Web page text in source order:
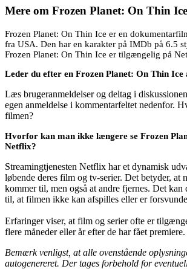
Mere om Frozen Planet: On Thin Ice
Frozen Planet: On Thin Ice er en
fra USA. Den har en karakter på IMDb på 6.5
Frozen Planet: On Thin Ice er tilgængelig på
Leder du efter en Frozen Planet: On Thin Ice
Læs brugeranmeldelser og deltag i
egen anmeldelse i kommentarfeltet nedenfor.
filmen?
Hvorfor kan man ikke længere se Frozen
Netflix?
Streamingtjenesten Netflix har et dynamisk
løbende deres film og tv-serier. Det betyder, at
kommer til, men også at andre fjernes. Det kan
til, at filmen ikke kan afspilles eller er
Erfaringer viser, at film og serier ofte er
flere måneder eller år efter de har fået premiere.
Bemærk venligst, at alle ovenstående
autogenereret. Der tages forbehold for